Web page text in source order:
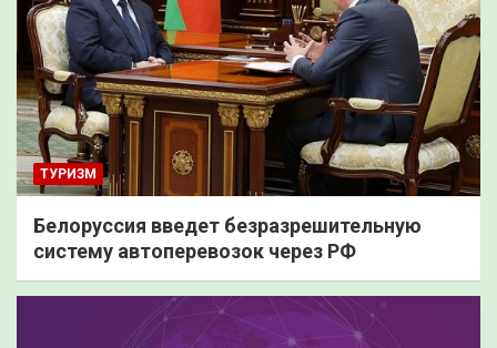
ТУРИЗМ
Белоруссия введет безразрешительную
систему автоперевозок через РФ